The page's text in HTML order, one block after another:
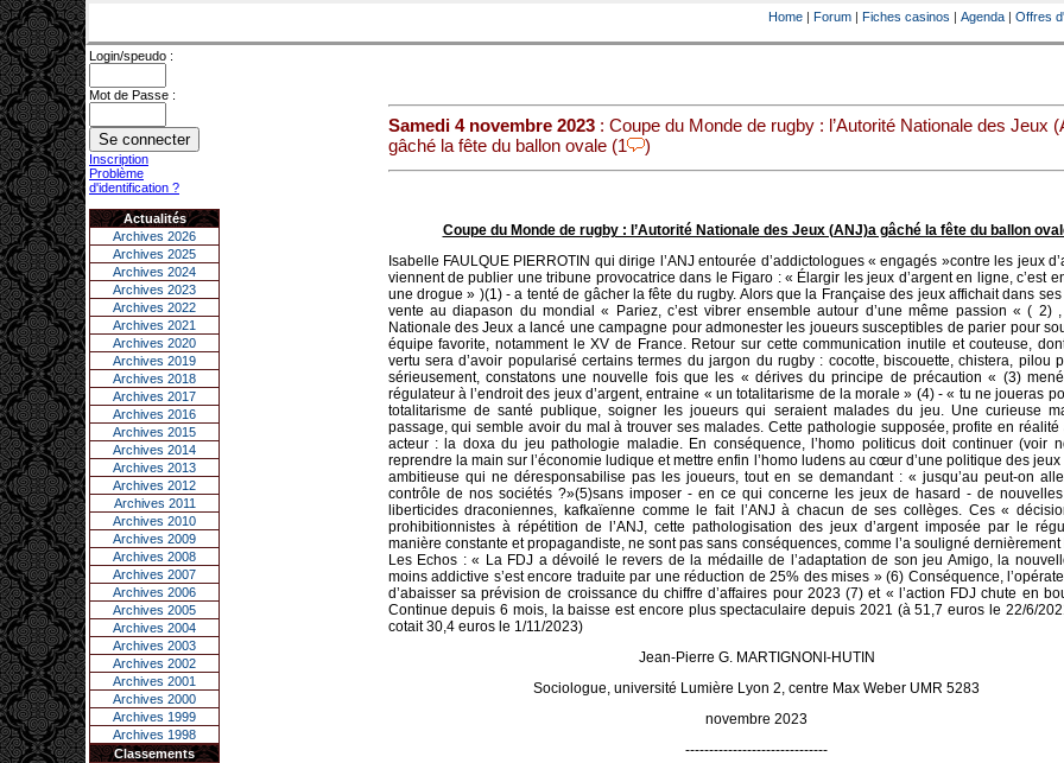
Home | Forum | Fiches casinos | Agenda | Offres
Login/speudo :
Mot de Passe :
Inscription
Problème
d'identification ?
Actualités
Archives 2026
Archives 2025
Archives 2024
Archives 2023
Archives 2022
Archives 2021
Archives 2020
Archives 2019
Archives 2018
Archives 2017
Archives 2016
Archives 2015
Archives 2014
Archives 2013
Archives 2012
Archives 2011
Archives 2010
Archives 2009
Archives 2008
Archives 2007
Archives 2006
Archives 2005
Archives 2004
Archives 2003
Archives 2002
Archives 2001
Archives 2000
Archives 1999
Archives 1998
Classements
Samedi 4 novembre 2023: Coupe du Monde de rugby : l’Autorité Nationale des Jeux
gâché la fête du ballon ovale (1
)
Coupe du Monde de rugby : l’Autorité Nationale des Jeux (ANJ)a gâché la fête du ballon
Isabelle FAULQUE PIERROTIN qui dirige l’ANJ entourée d’addictologues « engagés »contre les jeux
viennent de publier une tribune provocatrice dans le Figaro : « Élargir les jeux d’argent en ligne, c’est
une drogue » )(1) - a tenté de gâcher la fête du rugby. Alors que la Française des jeux affichait dans ses
vente au diapason du mondial « Pariez, c’est vibrer ensemble autour d’une même passion « ( 2) ,
Nationale des Jeux a lancé une campagne pour admonester les joueurs susceptibles de parier pour
équipe favorite, notamment le XV de France. Retour sur cette communication inutile et couteuse,
vertu sera d’avoir popularisé certains termes du jargon du rugby : cocotte, biscouette, chistera, pilou
sérieusement, constatons une nouvelle fois que les « dérives du principe de précaution « (3)
régulateur à l’endroit des jeux d’argent, entraine « un totalitarisme de la morale » (4) - « tu ne joueras
totalitarisme de santé publique, soigner les joueurs qui seraient malades du jeu. Une curieuse
passage, qui semble avoir du mal à trouver ses malades. Cette pathologie supposée, profite en réalité
acteur : la doxa du jeu pathologie maladie. En conséquence, l’homo politicus doit continuer (voir
reprendre la main sur l’économie ludique et mettre enfin l’homo ludens au cœur d’une politique des
ambitieuse qui ne déresponsabilise pas les joueurs, tout en se demandant : « jusqu’au peut-on
contrôle de nos sociétés ?»(5)sans imposer - en ce qui concerne les jeux de hasard - de
liberticides draconiennes, kafkaïenne comme le fait l’ANJ à chacun de ses collèges. Ces «
prohibitionnistes à répétition de l’ANJ, cette pathologisation des jeux d’argent imposée par le
manière constante et propagandiste, ne sont pas sans conséquences, comme l’a souligné dernièrement
Les Echos : « La FDJ a dévoilé le revers de la médaille de l’adaptation de son jeu Amigo, la
moins addictive s’est encore traduite par une réduction de 25% des mises » (6) Conséquence,
d’abaisser sa prévision de croissance du chiffre d’affaires pour 2023 (7) et « l’action FDJ chute en
Continue depuis 6 mois, la baisse est encore plus spectaculaire depuis 2021 (à 51,7 euros le 22/6/
cotait 30,4 euros le 1/11/2023)
Jean-Pierre G. MARTIGNONI-HUTIN
Sociologue, université Lumière Lyon 2, centre Max Weber UMR 5283
novembre 2023
------------------------------